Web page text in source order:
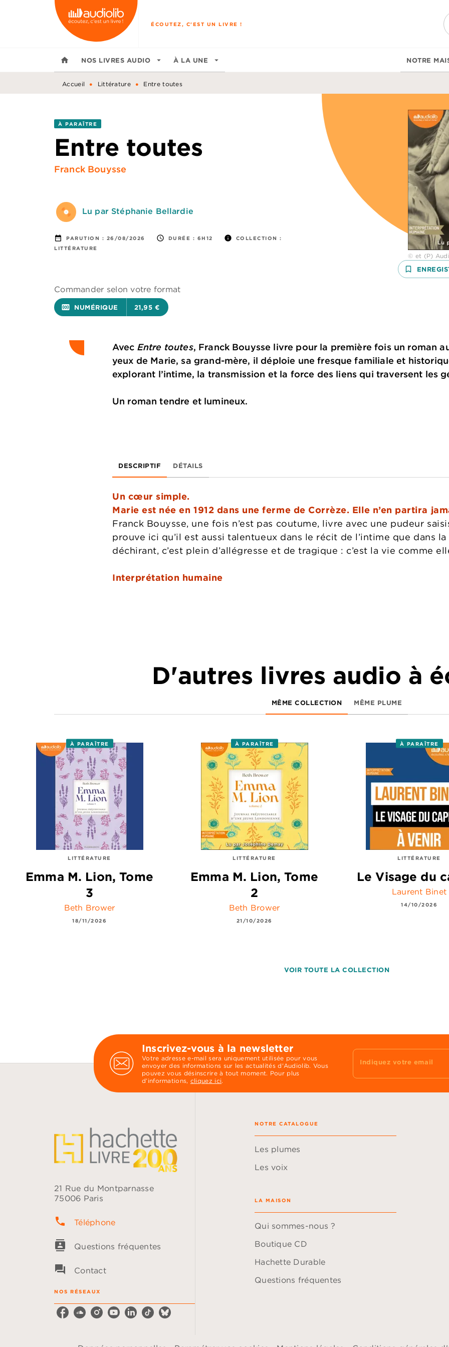
MENU RECHERCHE
ÉCOUTEZ, C'EST UN LIVRE !
home NOS LIVRES AUDIO arrow_drop_down À LA UNE arrow_drop_down NOTRE
Accueil • Littérature • Entre toutes
À PARAÎTRE
Entre toutes
Franck Bouysse
Lu par Stéphanie Bellardie
date_range PARUTION : 26/08/2026 access_time DURÉE : 6H12 info
COLLECTION :
LITTÉRATURE
Commander selon votre format
surround_sound NUMÉRIQUE 21,95 €
© et (P)
bookmark_border
Avec Entre toutes, Franck Bouysse livre pour la première fois un roman
yeux de Marie, sa grand-mère, il déploie une fresque familiale et
explorant l’intime, la transmission et la force des liens qui traversent les
Un roman tendre et lumineux.
DESCRIPTIF DÉTAILS
Un cœur simple.
Marie est née en 1912 dans une ferme de Corrèze. Elle n’en partira
Franck Bouysse, une fois n’est pas coutume, livre avec une pudeur
prouve ici qu’il est aussi talentueux dans le récit de l’intime que dans
déchirant, c’est plein d’allégresse et de tragique : c’est la vie comme
Interprétation humaine
D'autres livres audio à
MÊME COLLECTION MÊME PLUME
À PARAÎTRE
LITTÉRATURE
Emma M. Lion, Tome
3
Beth Brower
18/11/2026
À PARAÎTRE
LITTÉRATURE
Emma M. Lion, Tome
2
Beth Brower
21/10/2026
À PARAÎTRE
LITTÉRATURE
Le Visage du
Laurent Binet
14/10/2026
VOIR TOUTE LA COLLECTION
Inscrivez-vous à la newsletter
Votre adresse e-mail sera uniquement utilisée pour vous
envoyer des informations sur les actualités d'Audiolib. Vous
pouvez vous désinscrire à tout moment. Pour plus
d’informations, cliquez ici.
Indiquez votre email
21 Rue du Montparnasse
75006 Paris
phone Téléphone
contacts Questions fréquentes
question_answer Contact
NOS RÉSEAUX
NOTRE CATALOGUE
Les plumes
Les voix
LA MAISON
Qui sommes-nous ?
Boutique CD
Hachette Durable
Questions fréquentes